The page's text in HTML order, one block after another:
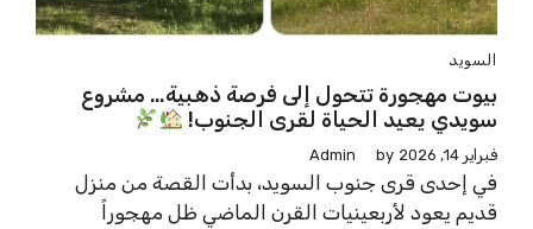
السويد
بيوت مهجورة تتحول إلى فرصة ذهبية… مشروع
سويدي يعيد الحياة لقرى الجنوب!
فبراير 14, 2026 by
Admin
في إحدى قرى جنوب السويد، بدأت القصة من منزل
قديم يعود لأربعينيات القرن الماضي ظل مهجوراً